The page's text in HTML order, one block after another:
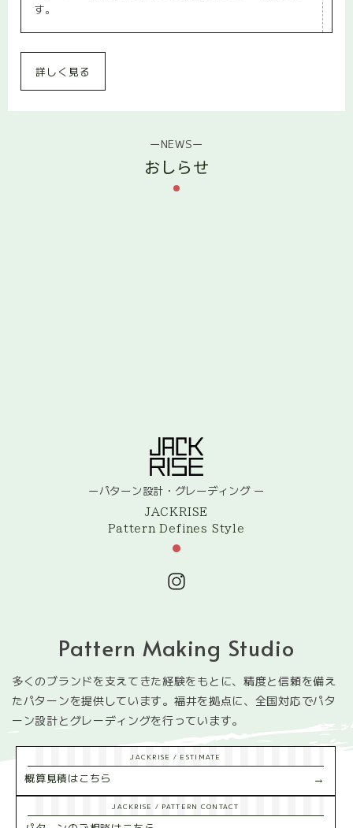
す。
詳しく見る
ーNEWSー
おしらせ
ーパターン設計・グレーディング ー
JACKRISE
Pattern Defines Style
Pattern Making Studio
多くのブランドを支えてきた経験をもとに、 精度と信頼を備え
たパターンを提供しています。 福井を拠点に、全国対応でパタ
ーン設計とグレーディングを行っています。
JACKRISE / ESTIMATE
概算見積はこちら →
JACKRISE / PATTERN CONTACT